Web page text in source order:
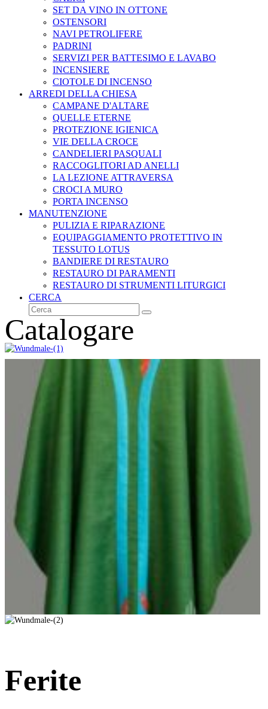
SET DA VINO IN OTTONE
OSTENSORI
NAVI PETROLIFERE
PADRINI
SERVIZI PER BATTESIMO E LAVABO
INCENSIERE
CIOTOLE DI INCENSO
ARREDI DELLA CHIESA
CAMPANE D'ALTARE
QUELLE ETERNE
PROTEZIONE IGIENICA
VIE DELLA CROCE
CANDELIERI PASQUALI
RACCOGLITORI AD ANELLI
LA LEZIONE ATTRAVERSA
CROCI A MURO
PORTA INCENSO
MANUTENZIONE
PULIZIA E RIPARAZIONE
EQUIPAGGIAMENTO PROTETTIVO IN
TESSUTO LOTUS
BANDIERE DI RESTAURO
RESTAURO DI PARAMENTI
RESTAURO DI STRUMENTI LITURGICI
CERCA
Cerca
Invia
Catalogare
Ferite